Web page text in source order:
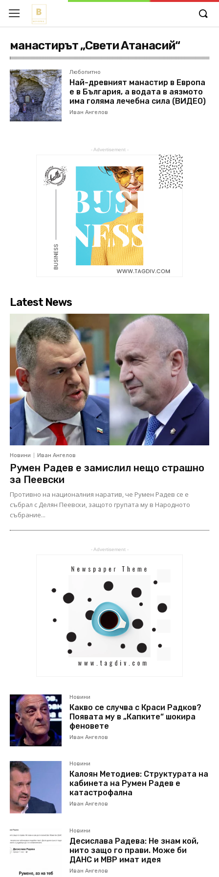
манастирът „Свети Атанасий“
Любопитно
Най-древният манастир в Европа
е в България, а водата в аязмото
има голяма лечебна сила (ВИДЕО)
Иван Ангелов
- Advertisement -
Latest News
Новини Иван Ангелов
Румен Радев е замислил нещо страшно
за Пеевски
Противно на националния наратив, че Румен Радев се е
събрал с Делян Пеевски, защото групата му в Народното
събрание...
- Advertisement -
Новини
Какво се случва с Краси Радков?
Появата му в „Капките“ шокира
феновете
Иван Ангелов
Новини
Калоян Методиев: Структурата на
кабинета на Румен Радев е
катастрофална
Иван Ангелов
Новини
Десислава Радева: Не знам кой,
нито защо го прави. Може би
ДАНС и МВР имат идея
Иван Ангелов